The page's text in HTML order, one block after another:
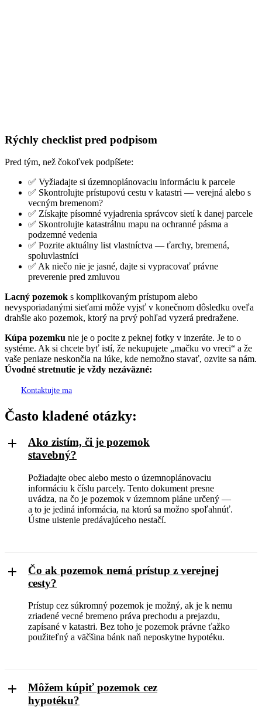
Rýchly checklist pred podpisom
Pred tým, než čokoľvek podpíšete:
✅ Vyžiadajte si územnoplánovaciu informáciu k parcele
✅ Skontrolujte prístupovú cestu v katastri — verejná alebo s
vecným bremenom?
✅ Získajte písomné vyjadrenia správcov sietí k danej parcele
✅ Skontrolujte katastrálnu mapu na ochranné pásma a
podzemné vedenia
✅ Pozrite aktuálny list vlastníctva — ťarchy, bremená,
spoluvlastníci
✅ Ak niečo nie je jasné, dajte si vypracovať právne
preverenie pred zmluvou
Lacný pozemok s komplikovaným prístupom alebo
nevysporiadanými sieťami môže vyjsť v konečnom dôsledku oveľa
drahšie ako pozemok, ktorý na prvý pohľad vyzerá predražene.
Kúpa pozemku nie je o pocite z peknej fotky v inzeráte. Je to o
systéme. Ak si chcete byť istí, že nekupujete „mačku vo vreci“ a že
vaše peniaze neskončia na lúke, kde nemožno stavať, ozvite sa nám.
Úvodné stretnutie je vždy nezáväzné:
Kontaktujte ma
Často kladené otázky:
Ako zistím, či je pozemok
stavebný?
Požiadajte obec alebo mesto o územnoplánovaciu
informáciu k číslu parcely. Tento dokument presne
uvádza, na čo je pozemok v územnom pláne určený —
a to je jediná informácia, na ktorú sa možno spoľahnúť.
Ústne uistenie predávajúceho nestačí.
Čo ak pozemok nemá prístup z verejnej
cesty?
Prístup cez súkromný pozemok je možný, ak je k nemu
zriadené vecné bremeno práva prechodu a prejazdu,
zapísané v katastri. Bez toho je pozemok právne ťažko
použiteľný a väčšina bánk naň neposkytne hypotéku.
Môžem kúpiť pozemok cez
hypotéku?